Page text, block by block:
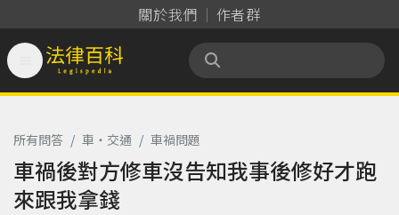
關於我們 作者群
法律百科 Legispedia
所有問答 / 車‧交通 / 車禍問題
車禍後對方修車沒告知我事後修好才跑
來跟我拿錢